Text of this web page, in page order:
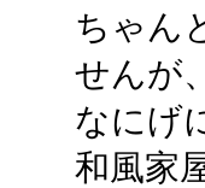
ちゃん
せんが
なにげ
和風家